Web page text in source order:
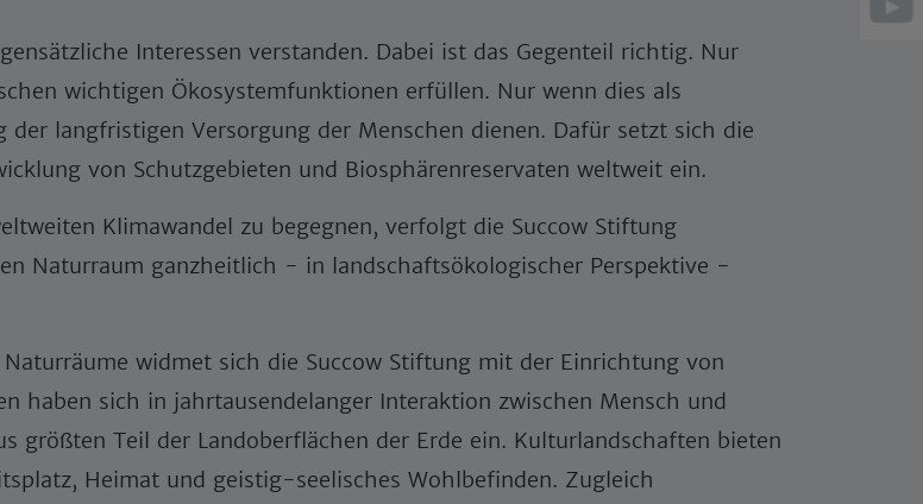
Interessen verstanden. Dabei ist das Gegenteil richtig. Nur
wichtigen Ökosystemfunktionen erfüllen. Nur wenn dies als
der langfristigen Versorgung der Menschen dienen. Dafür setzt sich die
von Schutzgebieten und Biosphärenreservaten weltweit ein.
Klimawandel zu begegnen, verfolgt die Succow Stiftung
Naturraum ganzheitlich - in landschaftsökologischer Perspektive -
widmet sich die Succow Stiftung mit der Einrichtung von
haben sich in jahrtausendelanger Interaktion zwischen Mensch und
größten Teil der Landoberflächen der Erde ein. Kulturlandschaften bieten
Heimat und geistig-seelisches Wohlbefinden. Zugleich